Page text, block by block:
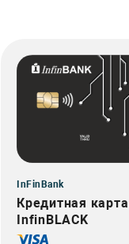
InFinBank
Кредитная карта
InfinBLACK